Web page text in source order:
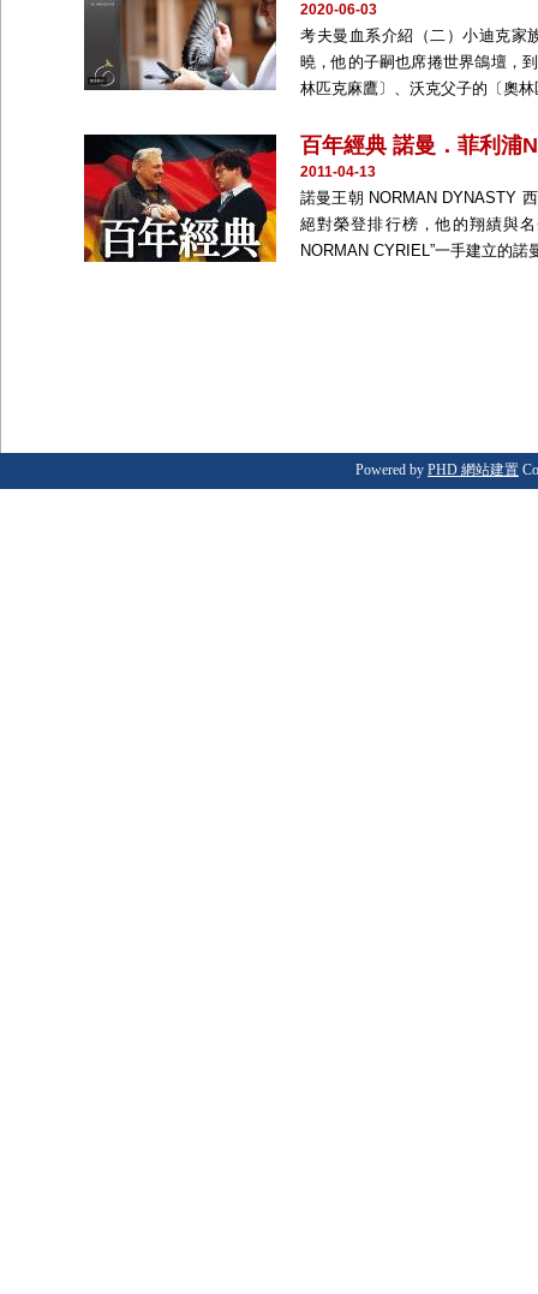
2020-06-03
考夫曼血系介紹（二）小迪克家
曉，他的子嗣也席捲世界鴿壇，
林匹克麻鷹〕、沃克父子的〔奧
百年經典 諾曼．菲利浦
2011-04-13
諾曼王朝 NORMAN DYNASTY
絕對榮登排行榜，他的翔績與
NORMAN CYRIEL”一手建立的
Powered by PHD 網站建置